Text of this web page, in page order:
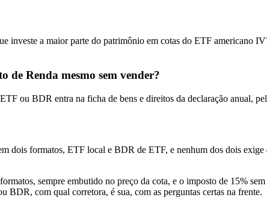
investe a maior parte do patrimônio em cotas do ETF americano
de Renda mesmo sem vender?
ou BDR entra na ficha de bens e direitos da declaração anual,
dois formatos, ETF local e BDR de ETF, e nenhum dos dois
sempre embutido no preço da cota, e o imposto de 15%
BDR, com qual corretora, é sua, com as perguntas certas na frente.